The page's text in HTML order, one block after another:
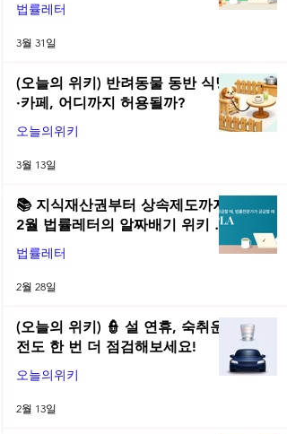
레터
법률레터
3월 31일
(오늘의 위키) 반려동물 동반 식당
·카페, 어디까지 허용될까?
오늘의위키
3월 13일
📚 지식재산권부터 상속제도까지,
2월 법률레터의 알짜배기 위키 모
음! | 2026년 2월 네플라 법률레터
법률레터
2월 28일
(오늘의 위키) 👮 설 연휴, 숙취운
전도 한 번 더 점검해보세요!
오늘의위키
2월 13일